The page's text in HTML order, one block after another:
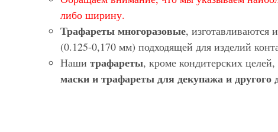
либо ширину.
Трафареты многоразовые,
(0.125-0,170 мм) подходящей для изделий
Наши трафареты, кроме кондитерских
маски и трафареты для декупажа и другого